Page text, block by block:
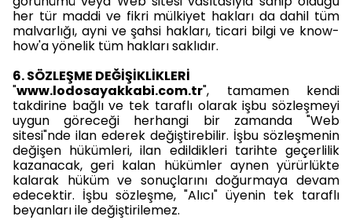
her tür maddi ve fikri mülkiyet hakları da dahil tüm
malvarlığı, ayni ve şahsi hakları, ticari bilgi ve know-
how'a yönelik tüm hakları saklıdır.
6. SÖZLEŞME DEĞİŞİKLİKLERİ
"www.lodosayakkabi.com.tr", tamamen kendi
takdirine bağlı ve tek taraflı olarak işbu sözleşmeyi
uygun göreceği herhangi bir zamanda "Web
sitesi"nde ilan ederek değiştirebilir. İşbu sözleşmenin
değişen hükümleri, ilan edildikleri tarihte geçerlilik
kazanacak, geri kalan hükümler aynen yürürlükte
kalarak hüküm ve sonuçlarını doğurmaya devam
edecektir. İşbu sözleşme, "Alıcı" üyenin tek taraflı
beyanları ile değiştirilemez.